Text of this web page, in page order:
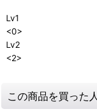
Lv1
<0>
Lv2
<2>
この商品を買った